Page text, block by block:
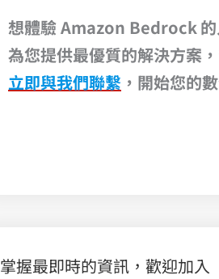
想體驗 Amazon Bedrock
為您提供最優質的解決方案，
立即與我們聯繫 ，開始您的
掌握最即時的資訊，歡迎加入